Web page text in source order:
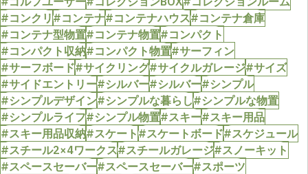
#コンクリ#コンテナ#コンテナハウス#コンテナ倉庫
#コンテナ型物置#コンテナ物置#コンパクト
#コンパクト収納#コンパクト物置#サーフィン
#サーフボード#サイクリング#サイクルガレージ#サイズ
#サイドエントリー#シルバー#シルバー#シンプル
#シンプルデザイン#シンプルな暮らし#シンプルな物置
#シンプルライフ#シンプル物置#スキー#スキー用品
#スキー用品収納#スケート#スケートボード#スケジュール
#スチール2×4ワークス#スチールガレージ#スノーキット
#スペースセーバー#スペースセーバー#スポーツ